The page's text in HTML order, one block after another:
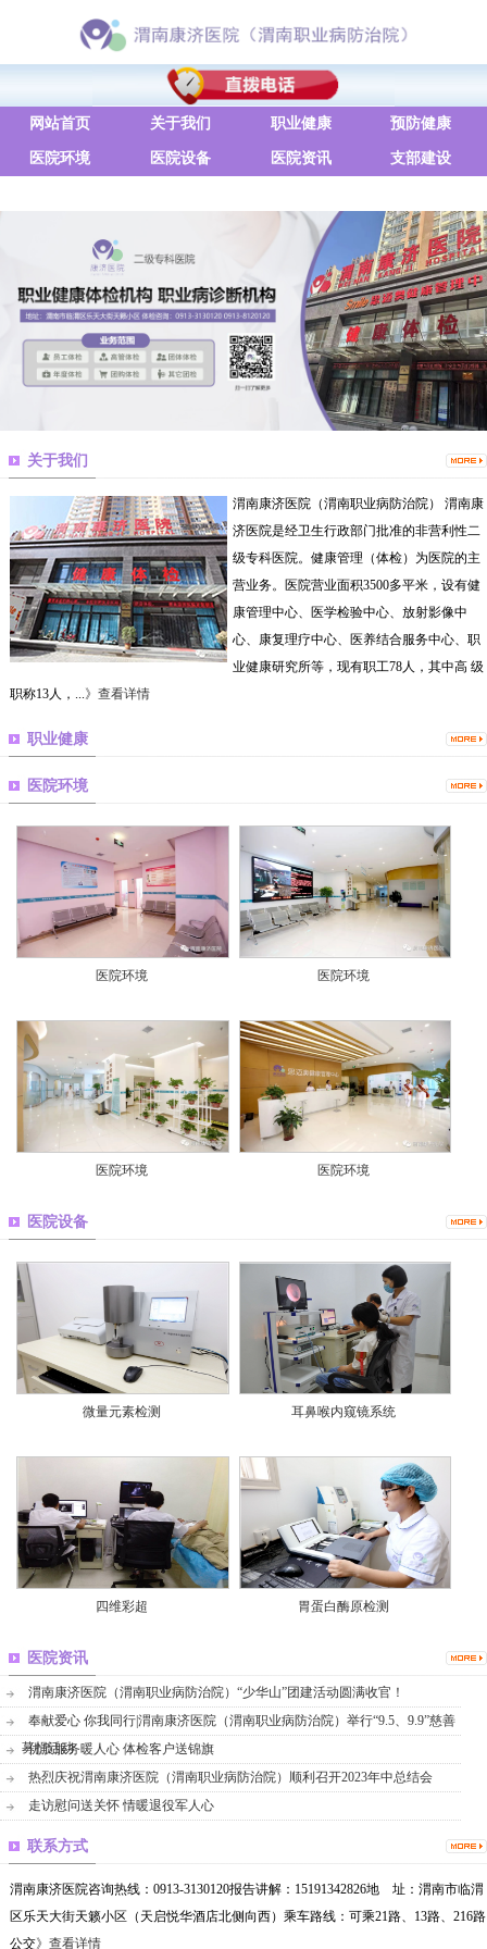
网站首页 关于我们 职业健康 预防健康
医院环境 医院设备 医院资讯 支部建设
关于我们
渭南康济医院（渭南职业病防治院） 渭南康
济医院是经卫生行政部门批准的非营利性二
级专科医院。健康管理（体检）为医院的主
营业务。医院营业面积3500多平米，设有健
康管理中心、医学检验中心、放射影像中
心、康复理疗中心、医养结合服务中心、职
业健康研究所等，现有职工78人，其中高 级
职称13人，... 》查看详情
职业健康
医院环境
医院环境 医院环境
医院环境 医院环境
医院设备
微量元素检测 耳鼻喉内窥镜系统
四维彩超 胃蛋白酶原检测
医院资讯
渭南康济医院（渭南职业病防治院）“少华山”团建活动圆满收官！
奉献爱心 你我同行|渭南康济医院（渭南职业病防治院）举行“9.5、9.9”慈善
募捐活动
优质服务暖人心 体检客户送锦旗
热烈庆祝渭南康济医院（渭南职业病防治院）顺利召开2023年中总结会
走访慰问送关怀 情暖退役军人心
联系方式
渭南康济医院咨询热线：0913-3130120报告讲解：15191342826地 址：渭南市临渭
区乐天大街天籁小区（天启悦华酒店北侧向西）乘车路线：可乘21路、13路、216路
公交》查看详情